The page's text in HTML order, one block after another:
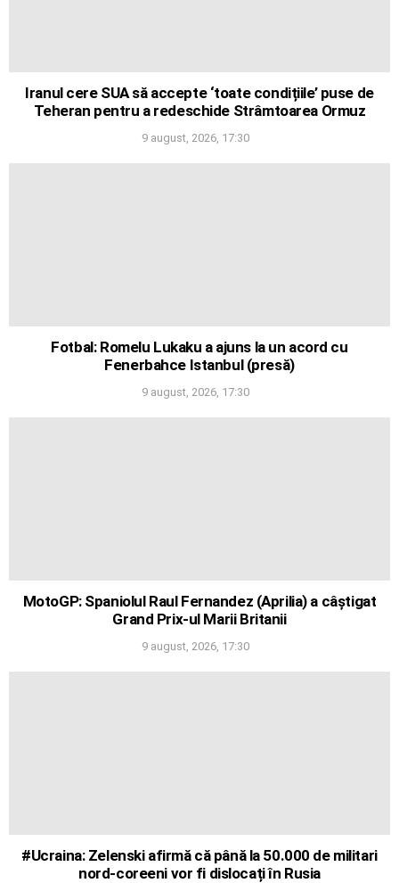
Iranul cere SUA să accepte ‘toate condițiile’ puse de
Teheran pentru a redeschide Strâmtoarea Ormuz
9 august, 2026, 17:30
Fotbal: Romelu Lukaku a ajuns la un acord cu
Fenerbahce Istanbul (presă)
9 august, 2026, 17:30
MotoGP: Spaniolul Raul Fernandez (Aprilia) a câștigat
Grand Prix-ul Marii Britanii
9 august, 2026, 17:30
#Ucraina: Zelenski afirmă că până la 50.000 de militari
nord-coreeni vor fi dislocați în Rusia